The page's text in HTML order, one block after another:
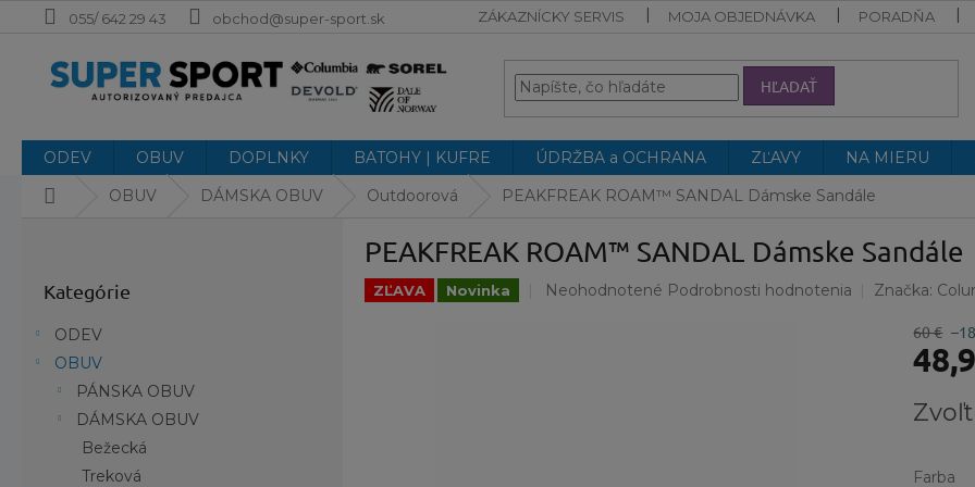
055/ 642 29 43 obchod@super-sport.sk ZÁKAZNÍCKY SERVIS MOJA OBJEDNÁVKA PORADŇA
HĽADAŤ
ODEV OBUV DOPLNKY BATOHY | KUFRE ÚDRŽBA a OCHRANA ZĽAVY NA MIERU
DomovOBUV DÁMSKA OBUV Outdoorová PEAKFREAK ROAM™ SANDAL Dámske Sandále
kategórie
Kategórie
ODEV
OBUV
PÁNSKA OBUV
DÁMSKA OBUV
Bežecká
Treková
PEAKFREAK ROAM™ SANDAL Dámske Sandále
ZĽAVA Novinka
Priemerné
Neohodnotené Podrobnosti hodnotenia Značka:
60 €
cena:
Farba